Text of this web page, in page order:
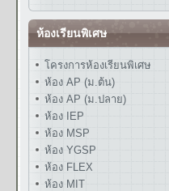
ห้องเรียนพิเศษ
โครงการห้องเรียนพิเศษ
ห้อง AP (ม.ต้น)
ห้อง AP (ม.ปลาย)
ห้อง IEP
ห้อง MSP
ห้อง YGSP
ห้อง FLEX
ห้อง MIT